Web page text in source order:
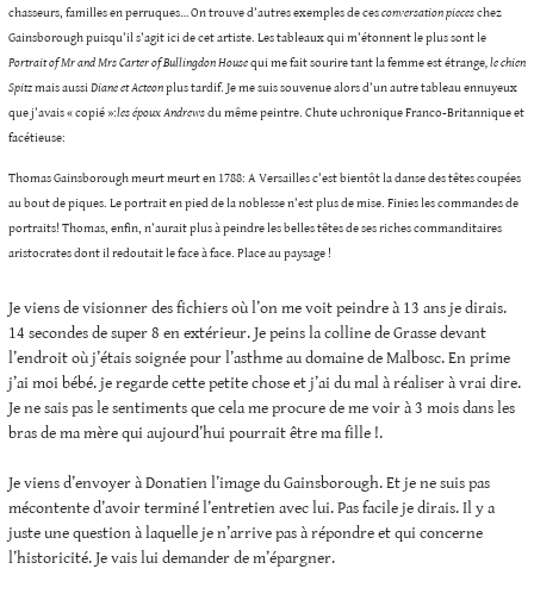
chasseurs, familles en perruques… On trouve d’autres exemples de cesconversation pieceschez
Gainsborough puisqu’il s’agit ici de cet artiste. Les tableaux qui m’étonnent le plus sont le
Portrait of Mr and Mrs Carter of Bullingdon Housequi me fait sourire tant la femme est étrange, le chien
Spitzmais aussiDiane et Acteonplus tardif. Je me suis souvenue alors d’un autre tableau ennuyeux
que j’avais « copié »:les époux Andrewsdu même peintre. Chute uchronique Franco-Britannique et
facétieuse:
Thomas Gainsborough meurt meurt en 1788: A Versailles c’est bientôt la danse des têtes coupées
au bout de piques. Le portrait en pied de la noblesse n’est plus de mise. Finies les commandes de
portraits! Thomas, enfin, n’aurait plus à peindre les belles têtes de ses riches commanditaires
aristocrates dont il redoutait le face à face. Place au paysage !
Je viens de visionner des fichiers où l’on me voit peindre à 13 ans je dirais.
14 secondes de super 8 en extérieur. Je peins la colline de Grasse devant
l’endroit où j’étais soignée pour l’asthme au domaine de Malbosc. En prime
j’ai moi bébé. je regarde cette petite chose et j’ai du mal à réaliser à vrai dire.
Je ne sais pas le sentiments que cela me procure de me voir à 3 mois dans les
bras de ma mère qui aujourd’hui pourrait être ma fille !.
Je viens d’envoyer à Donatien l’image du Gainsborough. Et je ne suis pas
mécontente d’avoir terminé l’entretien avec lui. Pas facile je dirais. Il y a
juste une question à laquelle je n’arrive pas à répondre et qui concerne
l’historicité. Je vais lui demander de m’épargner.